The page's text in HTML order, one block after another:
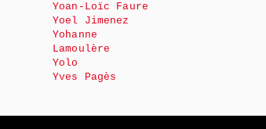
Yoan-Loïc Faure
Yoel Jimenez
Yohanne
Lamoulère
Yolo
Yves Pagès